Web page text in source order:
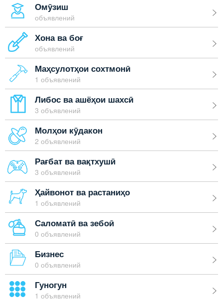
Омӯзиш
объявлений
Хона ва боғ
объявлений
Маҳсулотҳои сохтмонӣ
1 объявлений
Либос ва ашёҳои шахсӣ
3 объявлений
Молҳои кӯдакон
2 объявлений
Рағбат ва вақтхушӣ
3 объявлений
Ҳайвонот ва растаниҳо
1 объявлений
Саломатӣ ва зебоӣ
0 объявлений
Бизнес
0 объявлений
Гуногун
1 объявлений